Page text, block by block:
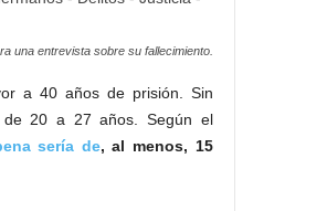
evidencia atrás y fue
se declaró culpable ante
a su familia e hijos.Leal
y quedarse con las